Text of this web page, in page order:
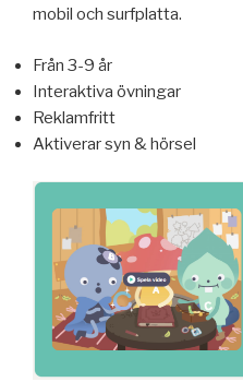
mobil och surfplatta.
Från 3-9 år
Interaktiva övningar
Reklamfritt
Aktiverar syn & hörsel